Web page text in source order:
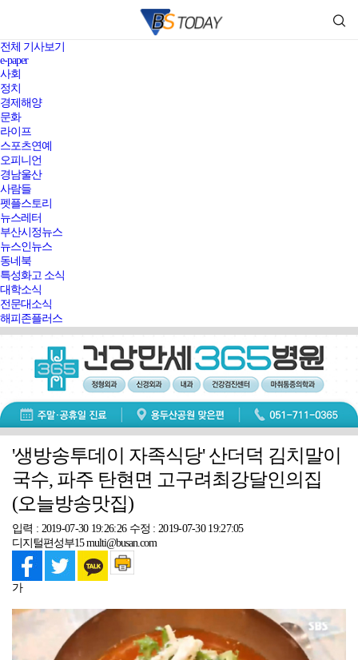
전체 기사보기
e-paper
사회
정치
경제해양
문화
라이프
스포츠연예
오피니언
경남울산
사람들
펫플스토리
뉴스레터
부산시정뉴스
뉴스인뉴스
동네북
특성화고 소식
대학소식
전문대소식
해피존플러스
'생방송투데이 자족식당' 산더덕 김치말이
국수, 파주 탄현면 고구려최강달인의집
(오늘방송맛집)
입력 : 2019-07-30 19:26:26 수정 : 2019-07-30 19:27:05
디지털편성부15 multi@busan.com
가